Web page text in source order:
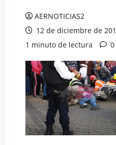
AERNOTICIAS2
12 de diciembre de
1 minuto de lectura
0